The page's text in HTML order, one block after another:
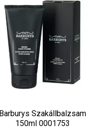
Barburys Szakállbalzsam
150ml 0001753